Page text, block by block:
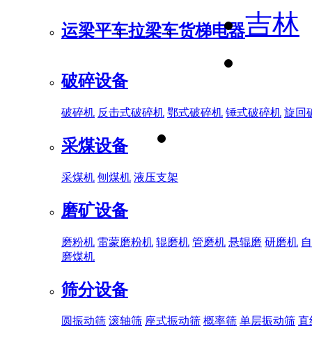
运梁平车拉梁车货梯电器
破碎设备
破碎机 反击式破碎机 鄂式破碎机 锤式破碎机 旋回
采煤设备
采煤机 刨煤机 液压支架
磨矿设备
磨粉机 雷蒙磨粉机 辊磨机 管磨机 悬辊磨 研磨机
磨煤机
筛分设备
圆振动筛 滚轴筛 座式振动筛 概率筛 单层振动筛 直
吉林